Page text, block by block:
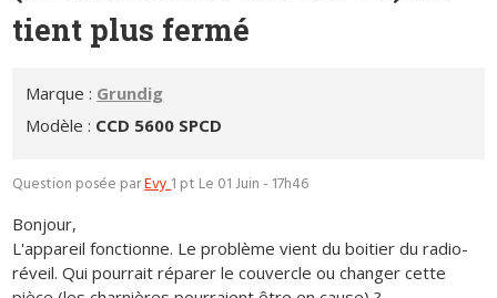
tient plus fermé
Marque : Grundig
Modèle : CCD 5600 SPCD
Question posée parEvy1 pt Le 01 Juin - 17h46
Bonjour,
L'appareil fonctionne. Le problème vient du boitier du radio-
réveil. Qui pourrait réparer le couvercle ou changer cette